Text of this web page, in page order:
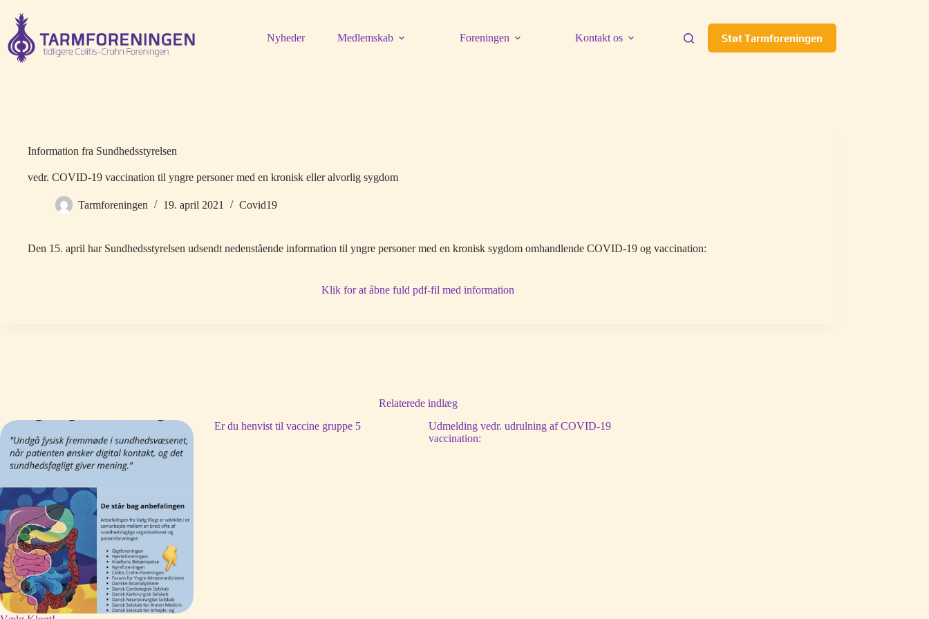
indhold
Nyheder Medlemskab Foreningen Kontakt os Støt Tarmforeningen
Information fra Sundhedsstyrelsen
vedr. COVID-19 vaccination til yngre personer med en kronisk eller alvorlig sygdom
Tarmforeningen 19. april 2021 Covid19
Den 15. april har Sundhedsstyrelsen udsendt nedenstående information til yngre personer med en kronisk sygdom omhandlende COVID-19 og vaccination:
Klik for at åbne fuld pdf-fil med information
Relaterede indlæg
Er du henvist til vaccine gruppe 5
Udmelding vedr. udrulning af COVID-19
vaccination: